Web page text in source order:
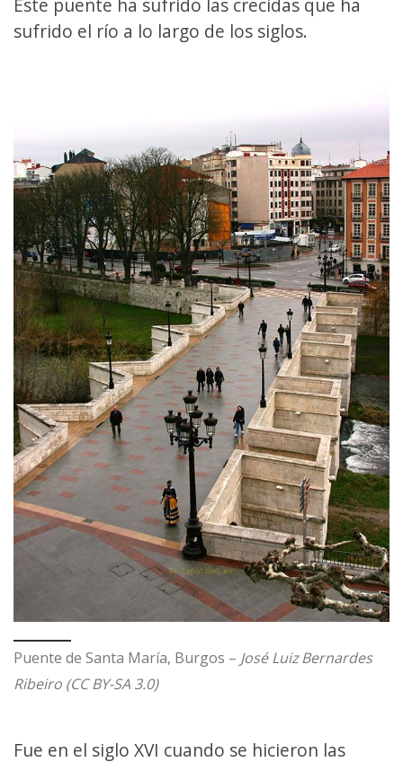
sufrido el río a lo largo de los siglos.
Puente de Santa María, Burgos – José Luiz Bernardes
Ribeiro (CC BY-SA 3.0)
Fue en el siglo XVI cuando se hicieron las